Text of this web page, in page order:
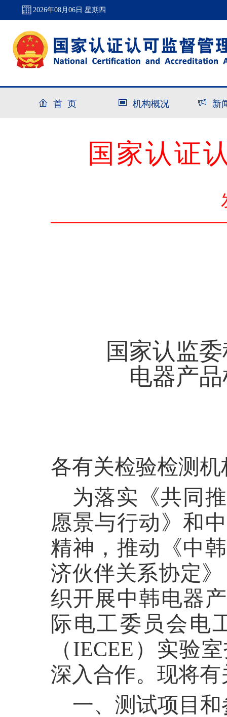
2026年08月06日 星期四
首 页 机构概况 新
国家认证
国家认监
电器产
各有关检验检测
为落实《共同
愿景与行动》和
精神，推动《中
济伙伴关系协定
织开展中韩电器
际电工委员会电
（IECEE）实验
深入合作。现将
一、测试项目